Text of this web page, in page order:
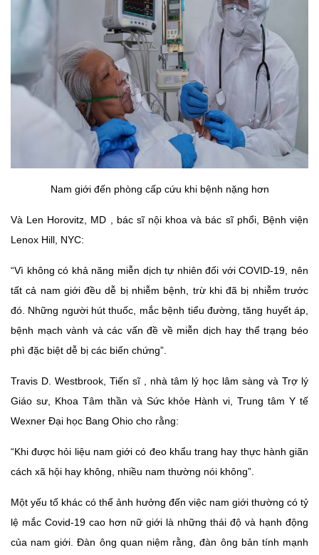
Nam giới đến phòng cấp cứu khi bệnh nặng hơn
Và Len Horovitz, MD , bác sĩ nội khoa và bác sĩ phổi, Bệnh viện
Lenox Hill, NYC:
“Vì không có khả năng miễn dịch tự nhiên đối với COVID-19, nên
tất cả nam giới đều dễ bị nhiễm bệnh, trừ khi đã bị nhiễm trước
đó. Những người hút thuốc, mắc bệnh tiểu đường, tăng huyết áp,
bệnh mạch vành và các vấn đề về miễn dịch hay thể trạng béo
phì đặc biệt dễ bị các biến chứng”.
Travis D. Westbrook, Tiến sĩ , nhà tâm lý học lâm sàng và Trợ lý
Giáo sư, Khoa Tâm thần và Sức khỏe Hành vi, Trung tâm Y tế
Wexner Đại học Bang Ohio cho rằng:
“Khi được hỏi liệu nam giới có đeo khẩu trang hay thực hành giãn
cách xã hội hay không, nhiều nam thường nói không”.
Một yếu tố khác có thể ảnh hưởng đến việc nam giới thường có tỷ
lệ mắc Covid-19 cao hơn nữ giới là những thái độ và hạnh động
của nam giới. Đàn ông quan niệm rằng, đàn ông bản tính mạnh